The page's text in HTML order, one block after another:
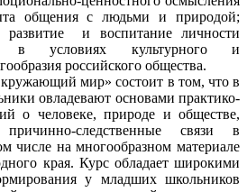
общения с людьми и природой;
развитие и воспитание личности
в условиях культурного и
российского общества.
мир» состоит в том, что в
овладевают основами практико-
о человеке, природе и обществе,
следственные связи в
числе на многообразном материале
края. Курс обладает широкими
у младших школьников